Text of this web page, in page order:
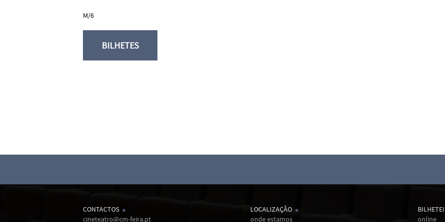
M/6
BILHETES
CONTACTOS
cineteatro@cm-feira.pt
LOCALIZAÇÃO
onde estamos
online